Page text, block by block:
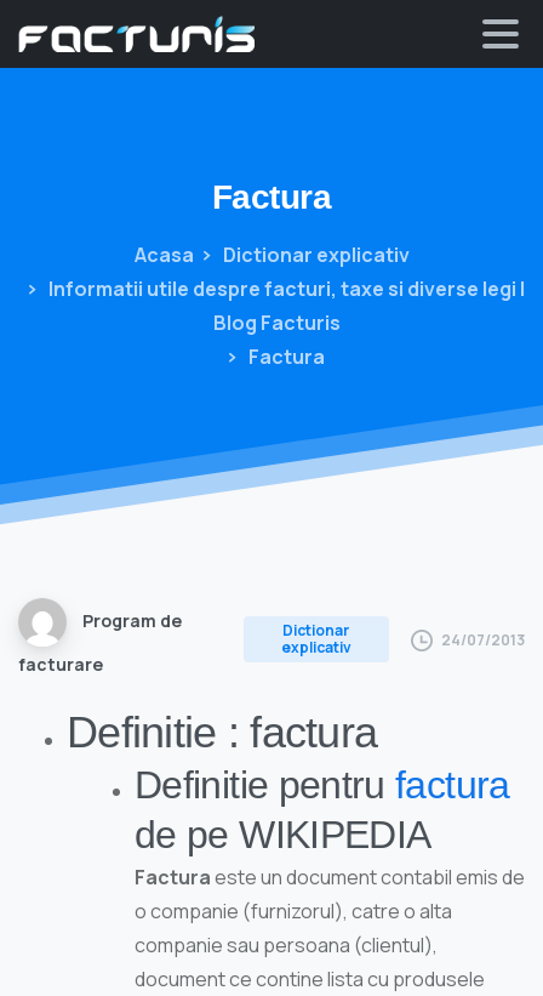
Factura
Acasa
Dictionar explicativ
Informatii utile despre facturi, taxe si diverse legi |
Blog Facturis
Factura
Program de
facturare
Dictionar
explicativ
24/07/2013
Definitie : factura
Definitie pentrufactura
de pe WIKIPEDIA
Facturaeste un document contabil emis de
o companie (furnizorul), catre o alta
companie sau persoana (clientul),
document ce contine lista cu produsele